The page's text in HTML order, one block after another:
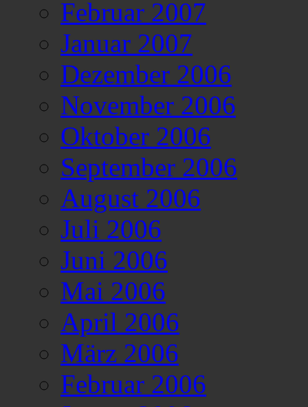
Februar 2007
Januar 2007
Dezember 2006
November 2006
Oktober 2006
September 2006
August 2006
Juli 2006
Juni 2006
Mai 2006
April 2006
März 2006
Februar 2006